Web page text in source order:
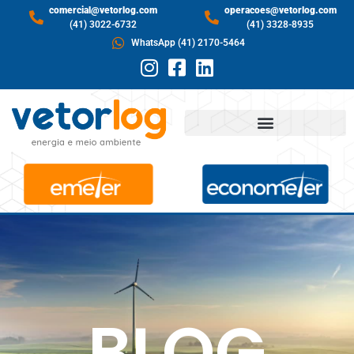
comercial@vetorlog.com
(41) 3022-6732
operacoes@vetorlog.com
(41) 3328-8935
WhatsApp (41) 2170-5464